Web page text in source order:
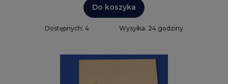
Do koszyka
Dostępnych: 4 Wysyłka: 24 godziny